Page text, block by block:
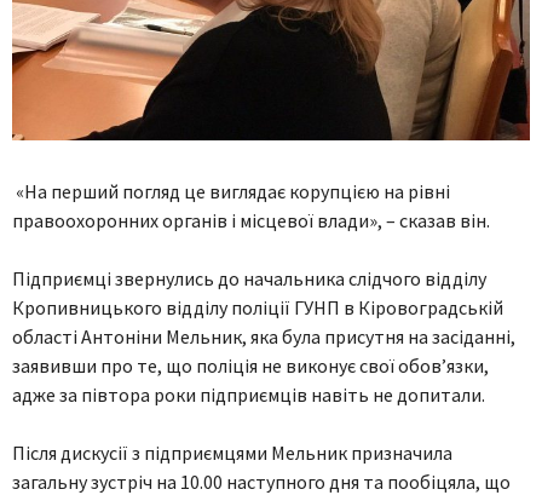
«На перший погляд це виглядає корупцією на рівні
правоохоронних органів і місцевої влади», – сказав він.
Підприємці звернулись до начальника слідчого відділу
Кропивницького відділу поліції ГУНП в Кіровоградській
області Антоніни Мельник, яка була присутня на засіданні,
заявивши про те, що поліція не виконує свої обов’язки,
адже за півтора роки підприємців навіть не допитали.
Після дискусії з підприємцями Мельник призначила
загальну зустріч на 10.00 наступного дня та пообіцяла, що